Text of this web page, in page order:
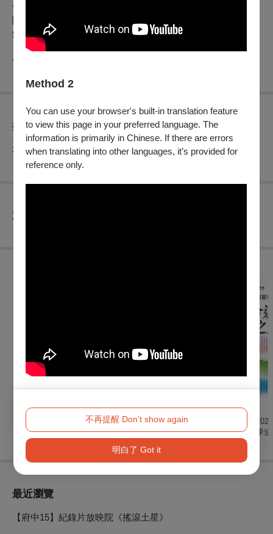
Method 2
You can use your browser's built-in translation feature
to view this page in your preferred language. The
information is primarily in Chinese. If there are errors
when translating into other languages, it’s provided for
reference only.
不再提醒 Don't show again
明白了 Got it
他不僅要面對唱片公司的質疑，還得克服創作與錄製的重重難
關，這張專輯，將決定樂團的未來是奠定傳奇，還是徹底瓦
解。
分級：輔15級
折扣方案
本場次無任何折扣優惠
退換須知
音樂
2026《琉璃光・生命
序章》— 經典文學清
唱劇
音樂
【TCO】聽見蘇文慶
－2026/27樂季開季音
音樂
《命運之旅》
東回響樂團夏季巡
最近瀏覽
【府中15】紀錄片放映院《搖滾土星》